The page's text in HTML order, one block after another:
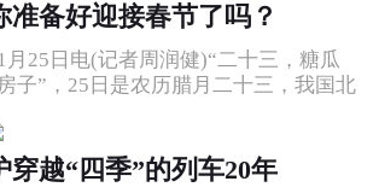
准备好迎接春节了吗？
日电(记者周润健)“二十三，糖瓜
子”，25日是农历腊月二十三，我国北
穿越“四季”的列车20年